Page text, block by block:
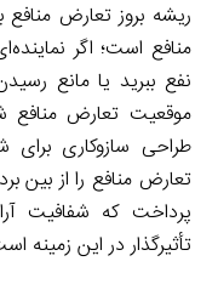
ریشه بروز تعارض منافع
منافع است؛ اگر
نفع ببرید یا مانع
موقعیت تعارض منافع
طراحی سازوکاری
تعارض منافع را از بین
پرداخت که شفافیت
تأثیرگذار در این زمینه